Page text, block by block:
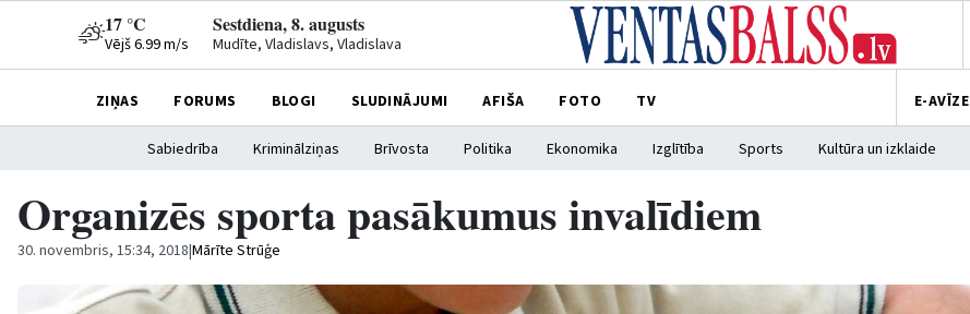
17 °C
Vējš 6.99 m/s
Sestdiena, 8. augusts
Mudīte, Vladislavs, Vladislava
ZIŅAS FORUMS BLOGI SLUDINĀJUMI AFIŠA FOTO TV E-AVĪZE
Sabiedrība Kriminālziņas Brīvosta Politika Ekonomika Izglītība Sports Kultūra un izklaide
Organizēs sporta pasākumus invalīdiem
30. novembris, 15:34, 2018|Mārīte Strūģe